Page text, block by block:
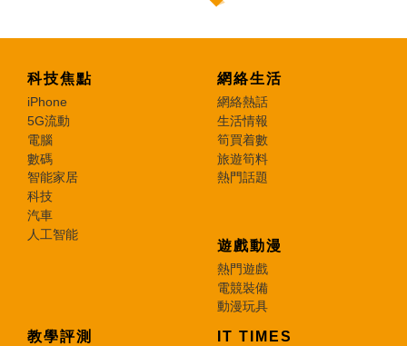
科技焦點
iPhone
5G流動
電腦
數碼
智能家居
科技
汽車
人工智能
網絡生活
網絡熱話
生活情報
筍買着數
旅遊筍料
熱門話題
遊戲動漫
熱門遊戲
電競裝備
動漫玩具
教學評測 IT TIMES